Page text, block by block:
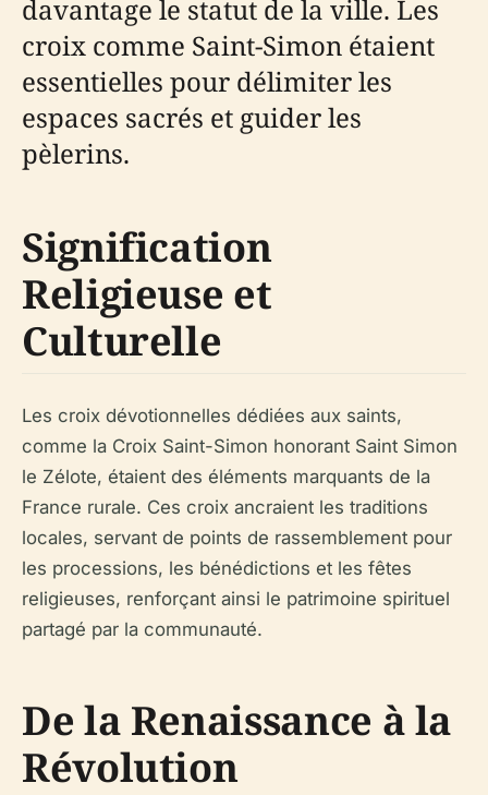
davantage le statut de la ville. Les
croix comme Saint-Simon étaient
essentielles pour délimiter les
espaces sacrés et guider les
pèlerins.
Signification
Religieuse et
Culturelle
Les croix dévotionnelles dédiées aux saints,
comme la Croix Saint-Simon honorant Saint Simon
le Zélote, étaient des éléments marquants de la
France rurale. Ces croix ancraient les traditions
locales, servant de points de rassemblement pour
les processions, les bénédictions et les fêtes
religieuses, renforçant ainsi le patrimoine spirituel
partagé par la communauté.
De la Renaissance à la
Révolution